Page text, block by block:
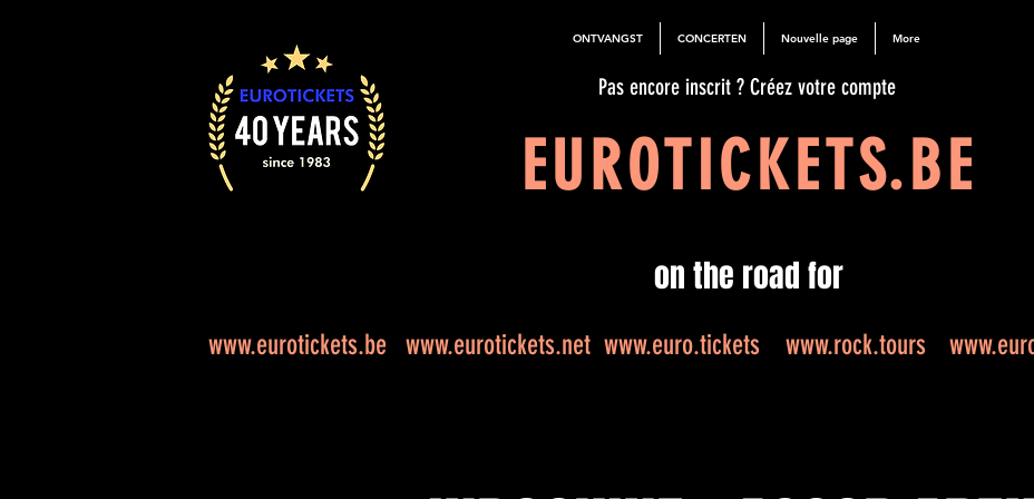
ONTVANGST CONCERTEN Nouvelle page More
Pas encore inscrit ? Créez votre compte
EUROTICKETS.BE
on the road for
www.eurotickets.be www.eurotickets.net www.euro.tickets www.rock.tours